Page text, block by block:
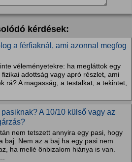
kérdések:
a férfiaknál, ami azonnal megfog
véleményetekre: ha megláttok egy
adottság vagy apró részlet, ami
rá? A magasság, a testalkat, a tekintet,
A 10/10 külső vagy az
nem tetszett annyira egy pasi, hogy
baj. Nem az a baj ha egy pasi nem
ha mellé önbizalom hiánya is van.